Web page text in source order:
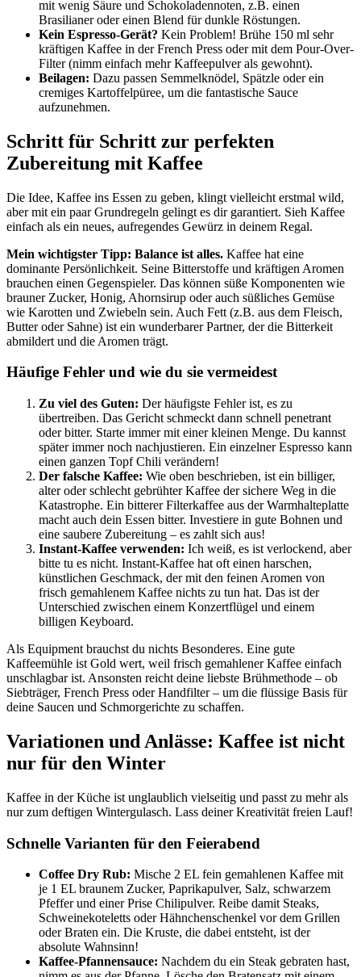
mit wenig Säure und Schokoladennoten, z.B. einen
Brasilianer oder einen Blend für dunkle Röstungen.
Kein Espresso-Gerät? Kein Problem! Brühe 150 ml sehr
kräftigen Kaffee in der French Press oder mit dem Pour-Over-
Filter (nimm einfach mehr Kaffeepulver als gewohnt).
Beilagen: Dazu passen Semmelknödel, Spätzle oder ein
cremiges Kartoffelpüree, um die fantastische Sauce
aufzunehmen.
Schritt für Schritt zur perfekten
Zubereitung mit Kaffee
Die Idee, Kaffee ins Essen zu geben, klingt vielleicht erstmal wild,
aber mit ein paar Grundregeln gelingt es dir garantiert. Sieh Kaffee
einfach als ein neues, aufregendes Gewürz in deinem Regal.
Mein wichtigster Tipp: Balance ist alles. Kaffee hat eine
dominante Persönlichkeit. Seine Bitterstoffe und kräftigen Aromen
brauchen einen Gegenspieler. Das können süße Komponenten wie
brauner Zucker, Honig, Ahornsirup oder auch süßliches Gemüse
wie Karotten und Zwiebeln sein. Auch Fett (z.B. aus dem Fleisch,
Butter oder Sahne) ist ein wunderbarer Partner, der die Bitterkeit
abmildert und die Aromen trägt.
Häufige Fehler und wie du sie vermeidest
Zu viel des Guten: Der häufigste Fehler ist, es zu
übertreiben. Das Gericht schmeckt dann schnell penetrant
oder bitter. Starte immer mit einer kleinen Menge. Du kannst
später immer noch nachjustieren. Ein einzelner Espresso kann
einen ganzen Topf Chili verändern!
Der falsche Kaffee: Wie oben beschrieben, ist ein billiger,
alter oder schlecht gebrühter Kaffee der sichere Weg in die
Katastrophe. Ein bitterer Filterkaffee aus der Warmhalteplatte
macht auch dein Essen bitter. Investiere in gute Bohnen und
eine saubere Zubereitung – es zahlt sich aus!
Instant-Kaffee verwenden: Ich weiß, es ist verlockend, aber
bitte tu es nicht. Instant-Kaffee hat oft einen harschen,
künstlichen Geschmack, der mit den feinen Aromen von
frisch gemahlenem Kaffee nichts zu tun hat. Das ist der
Unterschied zwischen einem Konzertflügel und einem
billigen Keyboard.
Als Equipment brauchst du nichts Besonderes. Eine gute
Kaffeemühle ist Gold wert, weil frisch gemahlener Kaffee einfach
unschlagbar ist. Ansonsten reicht deine liebste Brühmethode – ob
Siebträger, French Press oder Handfilter – um die flüssige Basis für
deine Saucen und Schmorgerichte zu schaffen.
Variationen und Anlässe: Kaffee ist nicht
nur für den Winter
Kaffee in der Küche ist unglaublich vielseitig und passt zu mehr als
nur zum deftigen Wintergulasch. Lass deiner Kreativität freien Lauf!
Schnelle Varianten für den Feierabend
Coffee Dry Rub: Mische 2 EL fein gemahlenen Kaffee mit
je 1 EL braunem Zucker, Paprikapulver, Salz, schwarzem
Pfeffer und einer Prise Chilipulver. Reibe damit Steaks,
Schweinekoteletts oder Hähnchenschenkel vor dem Grillen
oder Braten ein. Die Kruste, die dabei entsteht, ist der
absolute Wahnsinn!
Kaffee-Pfannensauce: Nachdem du ein Steak gebraten hast,